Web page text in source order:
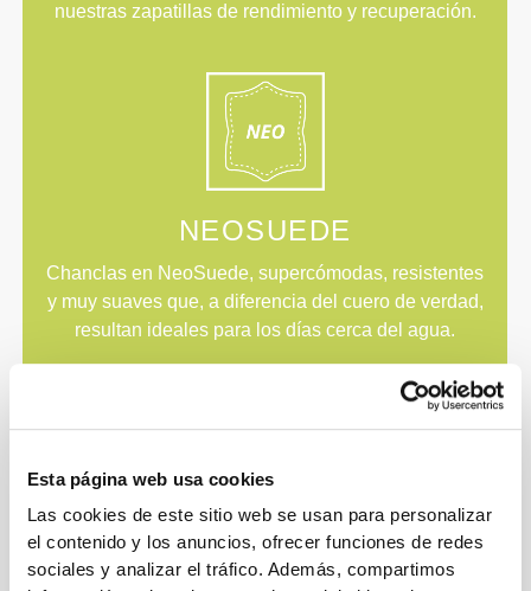
Esta página web usa cookies
Las cookies de este sitio web se usan para personalizar
el contenido y los anuncios, ofrecer funciones de redes
sociales y analizar el tráfico. Además, compartimos
nuestras zapatillas de rendimiento y recuperación.
NEOSUEDE
Chanclas en NeoSuede, supercómodas, resistentes
y muy suaves que, a diferencia del cuero de verdad,
resultan ideales para los días cerca del agua.
PLANTILLAS
ANATÓMICAS